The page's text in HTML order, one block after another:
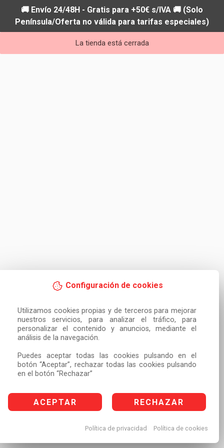
Configuración de cookies
Utilizamos cookies propias y de terceros para mejorar
nuestros servicios, para analizar el tráfico, para
personalizar el contenido y anuncios, mediante el
análisis de la navegación.
Puedes aceptar todas las cookies pulsando en el
botón “Aceptar”, rechazar todas las cookies pulsando
en el botón “Rechazar”
ACEPTAR RECHAZAR
Política de privacidad Política de cookies
🚚 Envío 24/48H - Gratis para +50€ s/IVA 🚚 (Solo
Península/Oferta no válida para tarifas especiales)
La tienda está cerrada